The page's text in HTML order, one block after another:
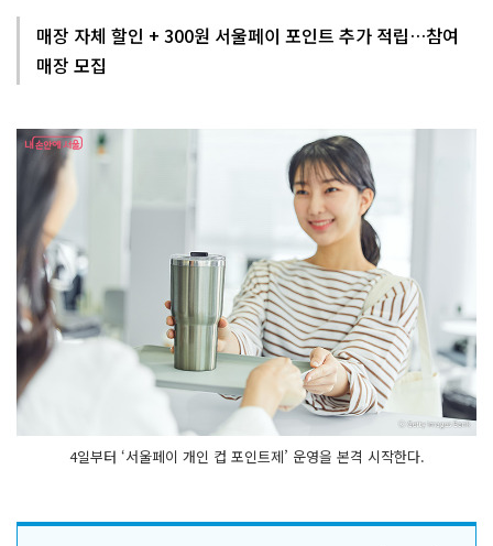
포
R
L
유
하
크
게
기 기
매장 자체 할인 + 300원 서울페이 포인트 추가 적립…참여
매장 모집
4일부터 ‘서울페이 개인 컵 포인트제’ 운영을 본격 시작한다.